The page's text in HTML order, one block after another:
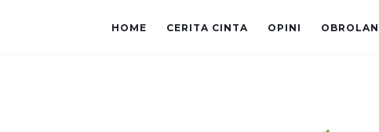
HOME CERITA CINTA OPINI OBROLAN